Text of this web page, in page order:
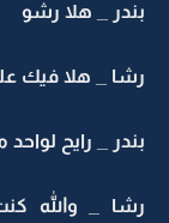
_ هلا رشو
_ هلا فيك على
_ رايح لواحد من
_ والله كنت